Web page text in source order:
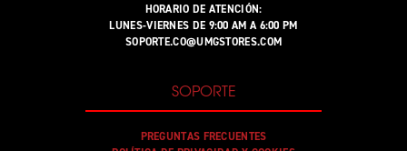
HORARIO DE ATENCIÓN:
LUNES-VIERNES DE 9:00 AM A 6:00 PM
SOPORTE.CO@UMGSTORES.COM
SOPORTE
PREGUNTAS FRECUENTES